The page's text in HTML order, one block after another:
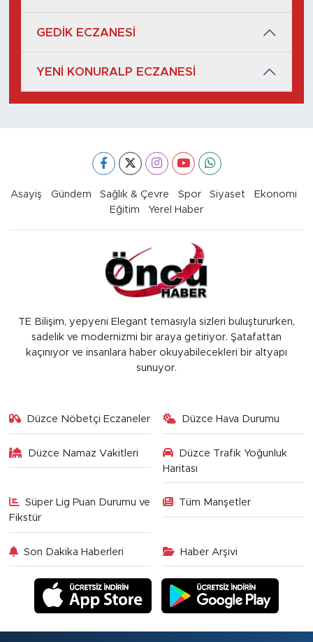
GEDİK ECZANESİ
YENİ KONURALP ECZANESİ
Asayiş Gündem Sağlık & Çevre Spor Siyaset
Ekonomi
Eğitim
Yerel Haber
TE Bilişim, yepyeni Elegant temasıyla sizleri buluştururken,
sadelik ve modernizmi bir araya getiriyor. Şatafattan
kaçınıyor ve insanlara haber okuyabilecekleri bir altyapı
sunuyor.
Düzce Nöbetçi Eczaneler Düzce Hava Durumu
Düzce Namaz Vakitleri
Düzce Trafik Yoğunluk
Haritası
Süper Lig Puan Durumu ve
Fikstür
Tüm Manşetler
Son Dakika Haberleri Haber Arşivi